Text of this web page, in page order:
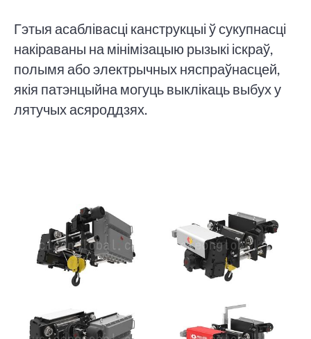
Гэтыя асаблівасці канструкцыі ў сукупнасці
накіраваны на мінімізацыю рызыкі іскраў,
полымя або электрычных няспраўнасцей,
якія патэнцыйна могуць выклікаць выбух у
лятучых асяроддзях.